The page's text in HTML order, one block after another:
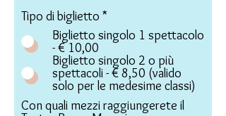
Tipo di biglietto *
Biglietto singolo 1 spettacolo
- € 10,00
Biglietto singolo 2 o più
spettacoli - € 8,50 (valido
solo per le medesime classi)
Con quali mezzi raggiungerete il